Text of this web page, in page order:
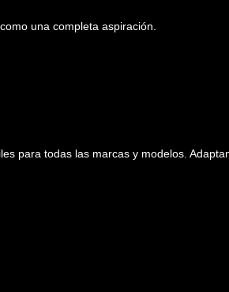
una completa aspiración.
para todas las marcas y modelos.